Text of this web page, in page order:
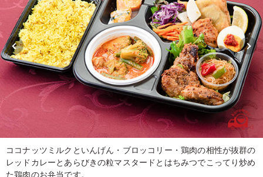
ココナッツミルクといんげん・ブロッコリー・鶏肉の相性が抜群の
レッドカレーとあらびきの粒マスタードとはちみつでこってり炒め
た鶏肉のお弁当です。